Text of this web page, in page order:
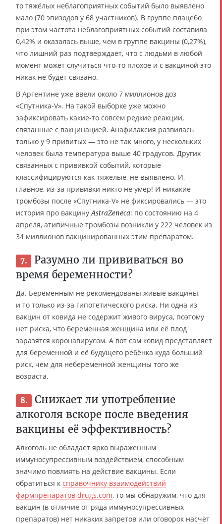
то тяжёлых неблагоприятных событий было выявлено
мало (70 эпизодов у 68 участников). В группе плацебо
при этом частота неблагоприятных событий составила
0,42% и оказалась выше, чем в группе вакцины (0,27%),
что лишний раз подтверждает, что с людьми в любой
момент может случиться что-то плохое и с вакциной это
никак не будет связано.
В Аргентине уже ввели около 7 миллионов доз
«Спутника-V». На такой выборке уже можно
зафиксировать какие-то совсем редкие реакции,
связанные с вакцинацией. Анафилаксия развилась
только у 9 привитых — это не так много, у нескольких
человек была температура выше 40 градусов. Других
связанных с прививкой событий, которые
классифицируются как тяжёлые, не выявлено. И,
главное, из-за прививки никто не умер! И никакие
тромбозы после «Спутника-V» не фиксировались — это
история про вакцинуAstraZeneca: по состоянию на 4
апреля, атипичные тромбозы возникли у 222 человек из
34 миллионов вакцинированных этим препаратом.
7.
Разумно ли прививаться во
время беременности?
Да. Беременным не рекомендованы живые вакцины,
и то только из-за гипотетического риска. Ни одна из
вакцин от ковида не содержит живого вируса, поэтому
нет риска, что беременная женщина или её плод
заразятся коронавирусом. А вот сам ковид представляет
для беременной и её будущего ребёнка куда больший
риск, чем для небеременной женщины того же
возраста.
8.
Снижает ли употребление
алкоголя вскоре после введения
вакцины её эффективность?
Алкоголь не обладает ярко выраженным
иммуносупрессивным воздействием, способным
значимо повлиять на действие вакцины. Если
обратиться к справочнику взаимодействий
фармпрепаратов drugs.com, то мы обнаружим, что для
вакцин (в отличие от ряда иммуносупрессивных
препаратов) нет никаких запретов или оговорок насчёт